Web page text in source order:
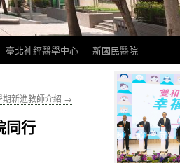
臺北神經醫學中心 新國民醫院
新進教師介紹 →
同行